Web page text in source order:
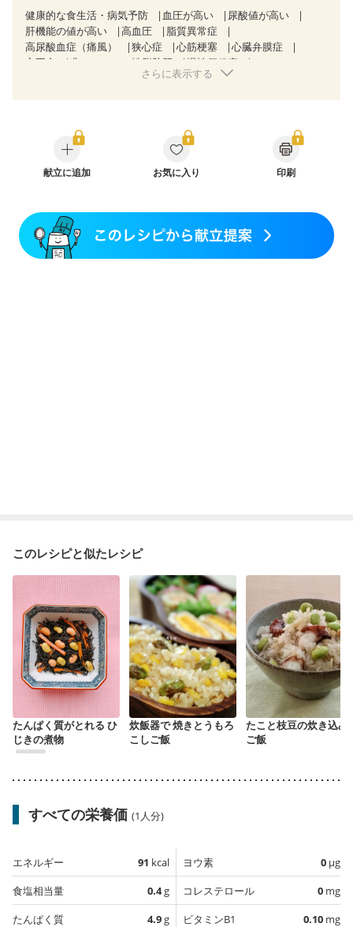
健康的な食生活・病気予防 血圧が高い
尿酸値が高い
肝機能の値が高い
高血圧
脂質異常症
高尿酸血症（痛風）
狭心症 心筋梗塞
心臓弁膜症
心不全
非アルコール性脂肪肝
慢性便秘症
睡眠時無呼吸症候群
乳がん治療を終えた方・経過観察中の方など
飲み込みにくい
味の感じ方が変わった
食欲がない
産後（ミルク）
骨粗しょう症
関節リウマチ
さらに表示する
献立に追加 お気に入り 印刷
このレシピと似たレシピ
たんぱく質がとれる ひ
じきの煮物
炊飯器で 焼きとうもろ
こしご飯
たこと枝豆の炊き込み
ご飯
すべての栄養価 (1人分)
エネルギー 91 kcal
食塩相当量
0.4g
たんぱく質
4.9g
ヨウ素 0 µg
コレステロール
0 mg
ビタミンB1
0.10 mg